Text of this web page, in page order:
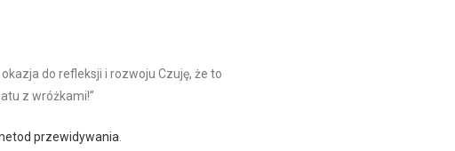
do refleksji i rozwoju Czuję, że to
z wróżkami!”
przewidywania